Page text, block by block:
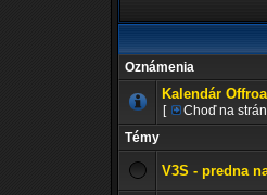
Oznámenia
Kalendár
[ Choď na
Témy
V3S - predna